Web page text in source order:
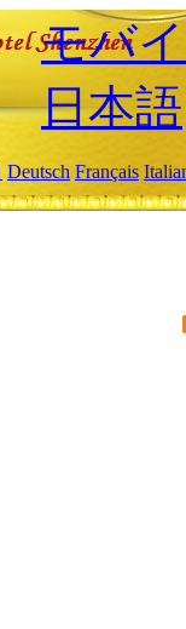
モバ
日本語
Deutsch Français